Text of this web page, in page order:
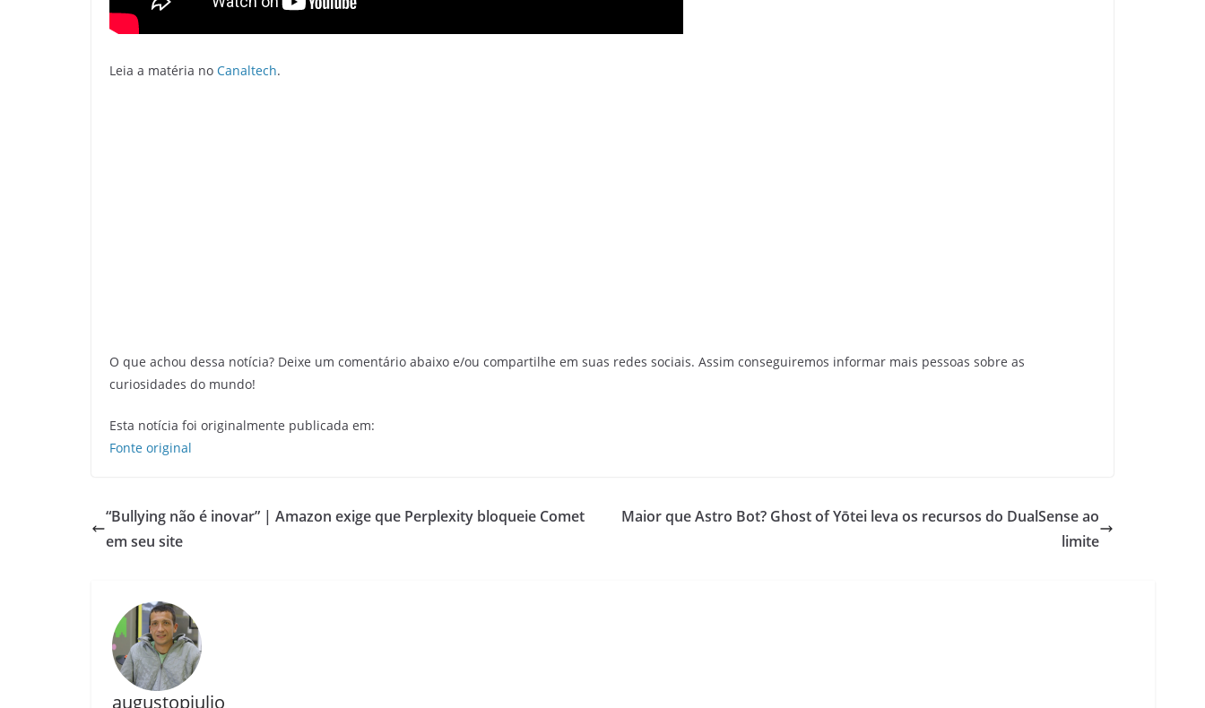
Leia a matéria no Canaltech.
O que achou dessa notícia? Deixe um comentário abaixo e/ou compartilhe em suas redes sociais. Assim conseguiremos informar mais pessoas sobre as
curiosidades do mundo!
Esta notícia foi originalmente publicada em:
Fonte original
“Bullying não é inovar” | Amazon exige que Perplexity bloqueie Comet
em seu site
Maior que Astro Bot? Ghost of Yōtei leva os recursos do DualSense ao
limite
augustopjulio